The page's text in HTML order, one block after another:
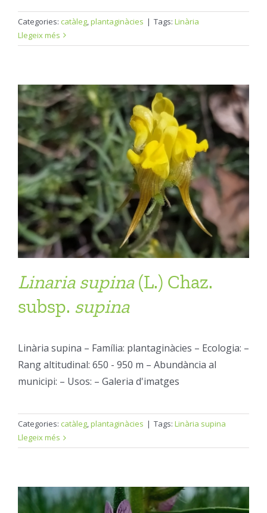
Categories: catàleg,plantaginàcies | Tags: Linària
Llegeix més
Linaria supina(L.) Chaz.
subsp. supina
Linària supina – Família: plantaginàcies – Ecologia: –
Rang altitudinal: 650 - 950 m – Abundància al
municipi: – Usos: – Galeria d'imatges
Categories: catàleg,plantaginàcies | Tags: Linària supina
Llegeix més